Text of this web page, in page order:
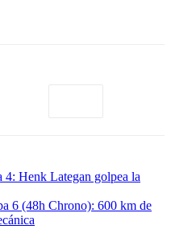
4: Henk Lategan golpea la
6 (48h Chrono): 600 km de